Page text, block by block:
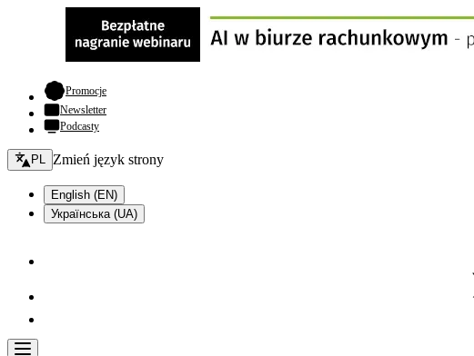
Promocje- otwiera się w nowej karcie
Newsletter
Podcasty
Zmień język - bieżący:
PL Zmień język strony
English (EN)
Українська (UA)